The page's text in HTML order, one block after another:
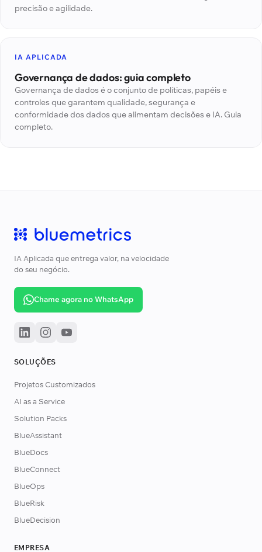
precisão e agilidade.
IA APLICADA
Governança de dados: guia completo
Governança de dados é o conjunto de políticas, papéis e
controles que garantem qualidade, segurança e
conformidade dos dados que alimentam decisões e IA. Guia
completo.
IA Aplicada que entrega valor, na velocidade
do seu negócio.
Chame agora no WhatsApp
SOLUÇÕES
Projetos Customizados
AI as a Service
Solution Packs
BlueAssistant
BlueDocs
BlueConnect
BlueOps
BlueRisk
BlueDecision
EMPRESA